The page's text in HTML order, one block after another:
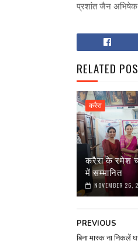
प्रशांत जैन
RELATED
करैरा
करैरा के रमेश
में सम्मानित
NOVEMBER 26,
PREVIOUS
बिना मास्क ना निकलें